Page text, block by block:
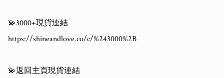
💫3000+現貨連結
https://shineandlove.co/c/%243000%2B
💫返回主頁現貨連結